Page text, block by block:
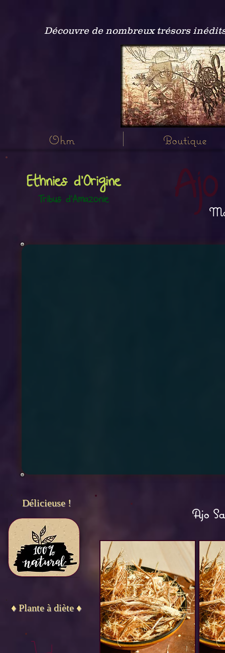
Découvre de nombreux trésors
Ohm Boutique
Ethnies d'Origine
Tribus d'Amazonie
Délicieuse !
♦ Plante à diète ♦
Ajo